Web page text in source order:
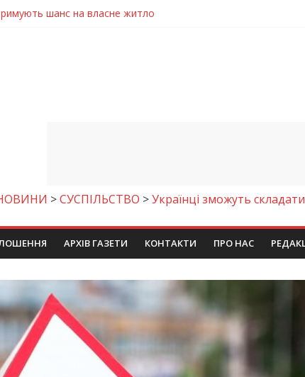
тих, хто служить, і всіх українців!”
престижному всеукраїнському конкурсі
проєктів та ініціатив України
шанс на власне житло
>СУСПІЛЬСТВО >Українці зможуть
АРХІВ ГАЗЕТИ КОНТАКТИ ПРО НАС